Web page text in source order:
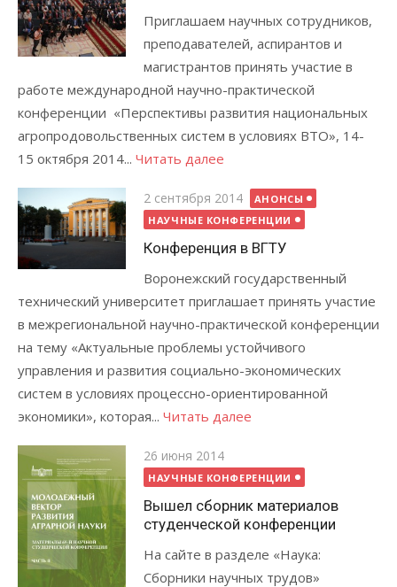
Приглашаем научных сотрудников,
преподавателей, аспирантов и
магистрантов принять участие в
работе международной научно-практической
конференции «Перспективы развития национальных
агропродовольственных систем в условиях ВТО», 14-
15 октября 2014... Читать далее
Posted
on
2 сентября 2014
АНОНСЫ
НАУЧНЫЕ КОНФЕРЕНЦИИ
Конференция в ВГТУ
Воронежский государственный
технический университет приглашает принять участие
в межрегиональной научно-практической конференции
на тему «Актуальные проблемы устойчивого
управления и развития социально-экономических
систем в условиях процессно-ориентированной
экономики», которая... Читать далее
Posted
on
26 июня 2014
НАУЧНЫЕ КОНФЕРЕНЦИИ
Вышел сборник материалов
студенческой конференции
На сайте в разделе «Наука:
Сборники научных трудов»